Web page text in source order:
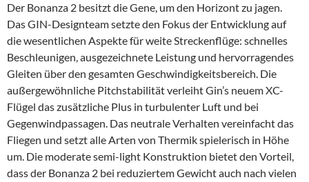
Der Bonanza 2 besitzt die Gene, um den Horizont zu jagen.
Das GIN-Designteam setzte den Fokus der Entwicklung auf
die wesentlichen Aspekte für weite Streckenflüge: schnelles
Beschleunigen, ausgezeichnete Leistung und hervorragendes
Gleiten über den gesamten Geschwindigkeitsbereich. Die
außergewöhnliche Pitchstabilität verleiht Gin’s neuem XC-
Flügel das zusätzliche Plus in turbulenter Luft und bei
Gegenwindpassagen. Das neutrale Verhalten vereinfacht das
Fliegen und setzt alle Arten von Thermik spielerisch in Höhe
um. Die moderate semi-light Konstruktion bietet den Vorteil,
dass der Bonanza 2 bei reduziertem Gewicht auch nach vielen